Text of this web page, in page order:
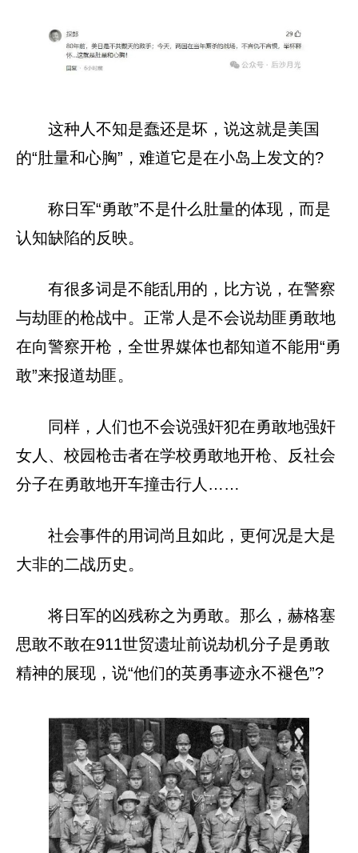
这种人不知是蠢还是坏，说这就是美国
的“肚量和心胸”，难道它是在小岛上发文的?
称日军“勇敢”不是什么肚量的体现，而是
认知缺陷的反映。
有很多词是不能乱用的，比方说，在警察
与劫匪的枪战中。正常人是不会说劫匪勇敢地
在向警察开枪，全世界媒体也都知道不能用“勇
敢”来报道劫匪。
同样，人们也不会说强奸犯在勇敢地强奸
女人、校园枪击者在学校勇敢地开枪、反社会
分子在勇敢地开车撞击行人……
社会事件的用词尚且如此，更何况是大是
大非的二战历史。
将日军的凶残称之为勇敢。那么，赫格塞
思敢不敢在911世贸遗址前说劫机分子是勇敢
精神的展现，说“他们的英勇事迹永不褪色”?